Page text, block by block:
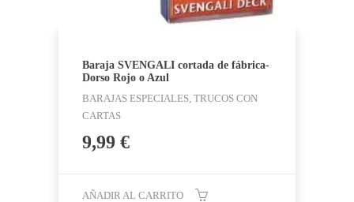
Baraja SVENGALI cortada de fábrica-
Dorso Rojo o Azul
BARAJAS ESPECIALES, TRUCOS CON
CARTAS
9,99 €
AÑADIR AL CARRITO